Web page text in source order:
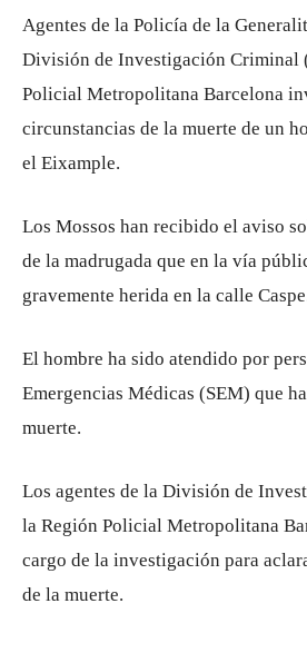
Agentes de la Policía de la
División de Investigación Criminal
Policial Metropolitana Barcelona
circunstancias de la muerte de un
el Eixample.
Los Mossos han recibido el aviso
de la madrugada que en la vía
gravemente herida en la calle
El hombre ha sido atendido por
Emergencias Médicas (SEM) que
muerte.
Los agentes de la División de
la Región Policial Metropolitana
cargo de la investigación para
de la muerte.